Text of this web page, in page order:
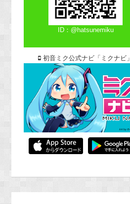
ID：@hatsunemiku
初音ミク公式ナビ「ミクナビ」